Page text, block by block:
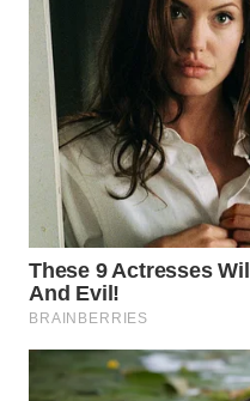
WAHANA
Wahana
Network
KONSUMEN
LISTRIK
MASYARAKAT
KELISTRIKAN
ID